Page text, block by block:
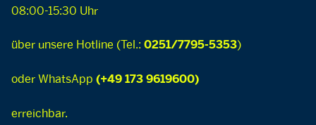
08:00-15:30 Uhr
über unsere Hotline (Tel.: 0251/7795-5353)
oder WhatsApp (+49 173 9619600)
erreichbar.